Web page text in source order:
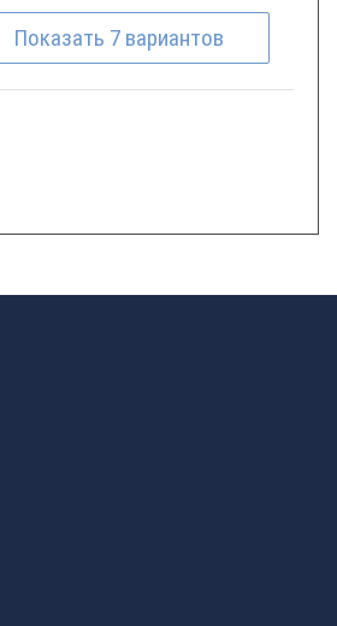
Показать 7 вариантов